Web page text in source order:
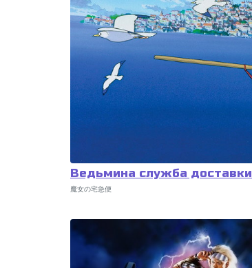
Ведьмина служба доставки
魔女の宅急便